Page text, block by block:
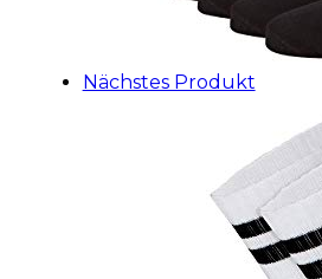
Nächstes Produkt